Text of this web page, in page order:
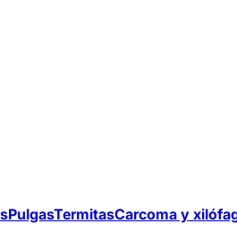
PulgasTermitasCarcoma y